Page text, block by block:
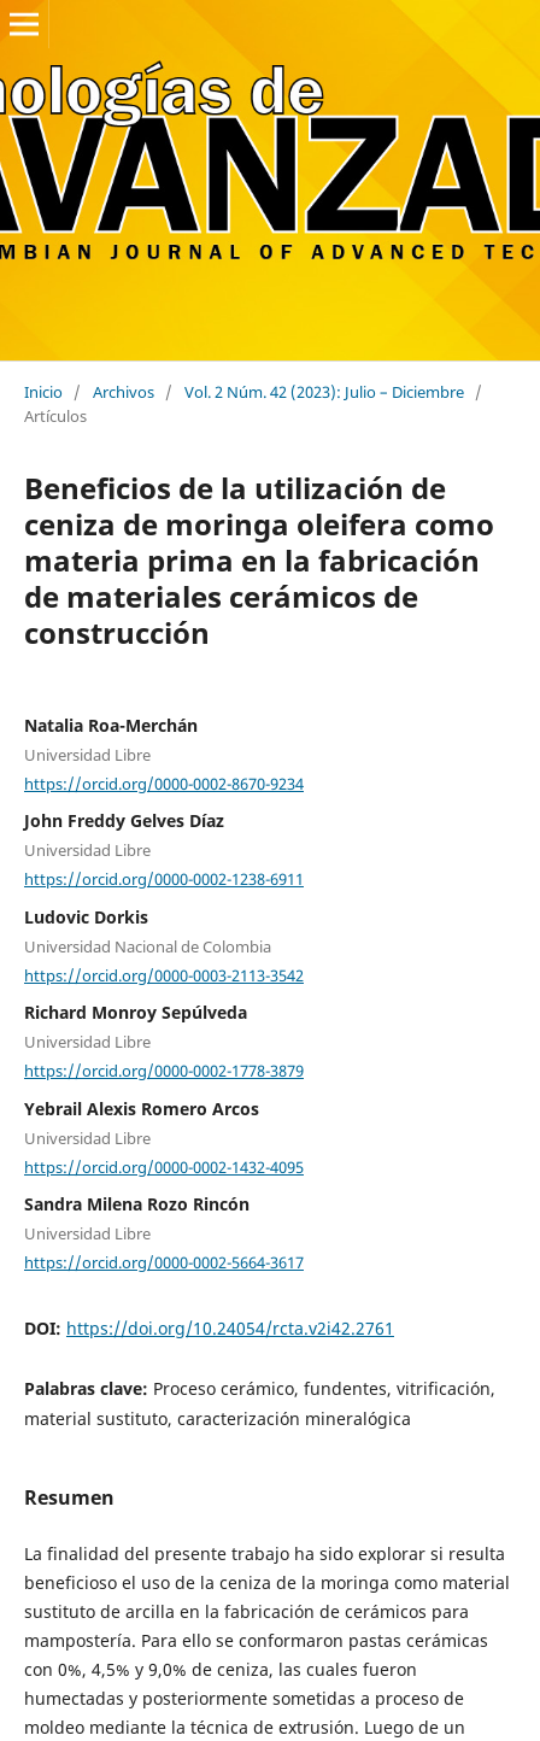
Inicio / Archivos / Vol. 2 Núm. 42 (2023): Julio – Diciembre /
Artículos
Beneficios de la utilización de
ceniza de moringa oleifera como
materia prima en la fabricación
de materiales cerámicos de
construcción
Natalia Roa-Merchán
Universidad Libre
https://orcid.org/0000-0002-8670-9234
John Freddy Gelves Díaz
Universidad Libre
https://orcid.org/0000-0002-1238-6911
Ludovic Dorkis
Universidad Nacional de Colombia
https://orcid.org/0000-0003-2113-3542
Richard Monroy Sepúlveda
Universidad Libre
https://orcid.org/0000-0002-1778-3879
Yebrail Alexis Romero Arcos
Universidad Libre
https://orcid.org/0000-0002-1432-4095
Sandra Milena Rozo Rincón
Universidad Libre
https://orcid.org/0000-0002-5664-3617
DOI: https://doi.org/10.24054/rcta.v2i42.2761
Palabras clave: Proceso cerámico, fundentes, vitrificación,
material sustituto, caracterización mineralógica
Resumen
La finalidad del presente trabajo ha sido explorar si resulta
beneficioso el uso de la ceniza de la moringa como material
sustituto de arcilla en la fabricación de cerámicos para
mampostería. Para ello se conformaron pastas cerámicas
con 0%, 4,5% y 9,0% de ceniza, las cuales fueron
humectadas y posteriormente sometidas a proceso de
moldeo mediante la técnica de extrusión. Luego de un